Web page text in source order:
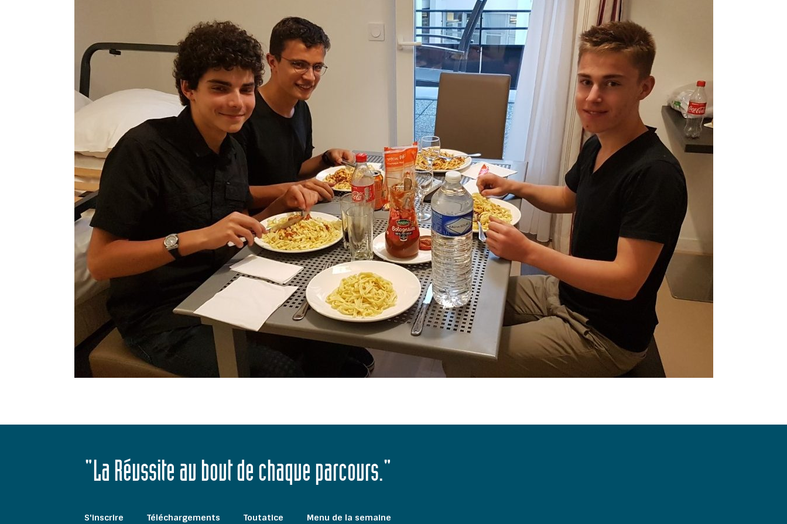
"La Réussite au bout de chaque parcours."
S'inscrire Téléchargements Toutatice Menu de la semaine